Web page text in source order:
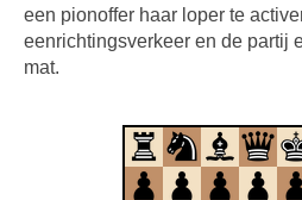
een pionoffer haar loper te
eenrichtingsverkeer en de partij
mat.